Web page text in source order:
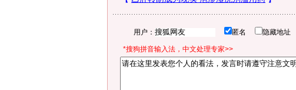
用户： 匿名 隐藏地址
*搜狗拼音输入法，中文处理专家>>